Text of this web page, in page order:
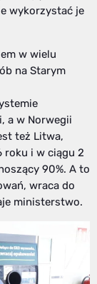
wykorzystać je
w wielu
na Starym
a w Norwegii
też Litwa,
roku i w ciągu 2
90%. A to
wraca do
ministerstwo.